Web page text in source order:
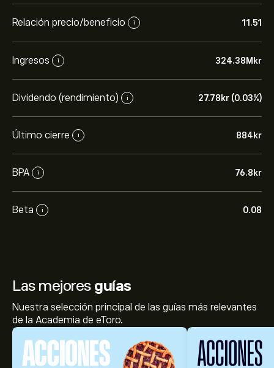
Relación precio/beneficio i 11.51
Ingresos i 324.38M‎kr‎
Dividendo (rendimiento) i 27.78‎kr‎ (0.03%)
Último cierre i 884‎kr‎
BPA i 76.8‎kr‎
Beta i 0.08
Las mejores guías
Nuestra selección principal de las guías más relevantes
de la Academia de eToro.